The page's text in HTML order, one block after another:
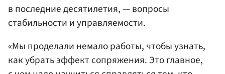
в последние десятилетия, — вопросы
стабильности и управляемости.
«Мы проделали немало работы, чтобы узнать,
как убрать эффект сопряжения. Это главное,